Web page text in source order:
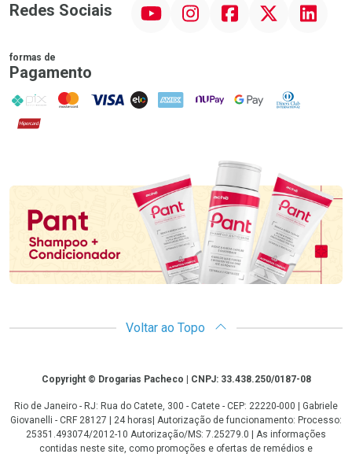
Redes Sociais
formas de
Pagamento
PIX MasterCard
VISA ELO AMEX NuPay Google PayDiners Club
Hipercard
Promoção em Destaque
Voltar ao Topo
CopyrightCopyright © Drogarias Pacheco | CNPJ: 33.438.250/0187-08
Rio de Janeiro - RJ: Rua do Catete, 300 - Catete - CEP: 22220-000 | Gabriele
Giovanelli - CRF 28127 | 24 horas| Autorização de funcionamento: Processo:
25351.493074/2012-10 Autorização/MS: 7.25279.0 | As informações
contidas neste site, como promoções e ofertas de remédios e